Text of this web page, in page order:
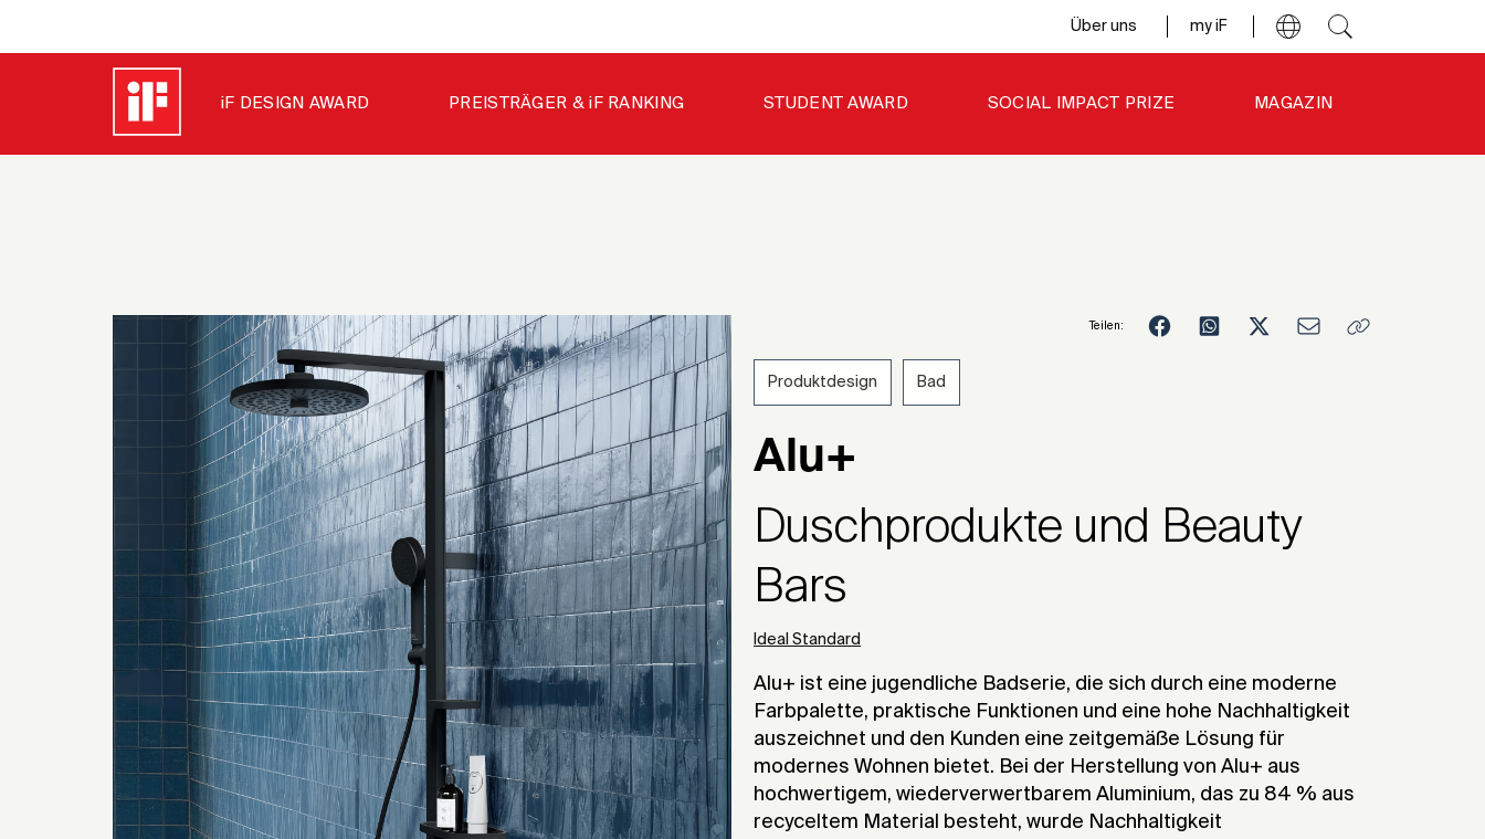
Über uns my iF
iF DESIGN AWARD PREISTRÄGER & iF RANKING STUDENT AWARD SOCIAL IMPACT PRIZE MAGAZIN
Teilen:
Produktdesign Bad
Alu+
Duschprodukte und Beauty
Bars
Ideal Standard
Alu+ ist eine jugendliche Badserie, die sich durch eine moderne
Farbpalette, praktische Funktionen und eine hohe Nachhaltigkeit
auszeichnet und den Kunden eine zeitgemäße Lösung für
modernes Wohnen bietet. Bei der Herstellung von Alu+ aus
hochwertigem, wiederverwertbarem Aluminium, das zu 84 % aus
recyceltem Material besteht, wurde Nachhaltigkeit